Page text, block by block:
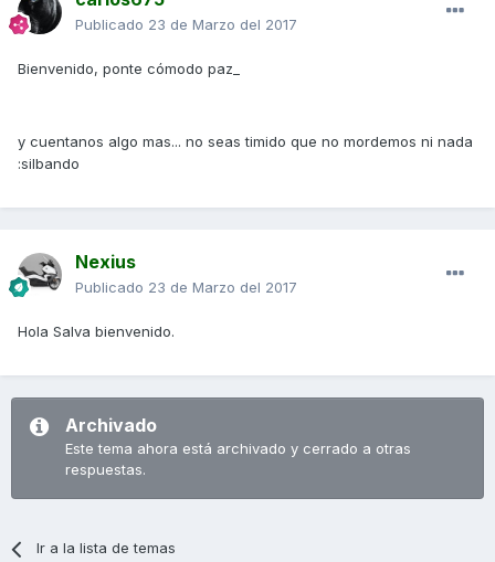
Publicado 23 de Marzo del 2017
Bienvenido, ponte cómodo paz_
y cuentanos algo mas... no seas timido que no mordemos ni nada
:silbando
Nexius
Publicado 23 de Marzo del 2017
Hola Salva bienvenido.
Archivado
Este tema ahora está archivado y cerrado a otras
respuestas.
Ir a la lista de temas